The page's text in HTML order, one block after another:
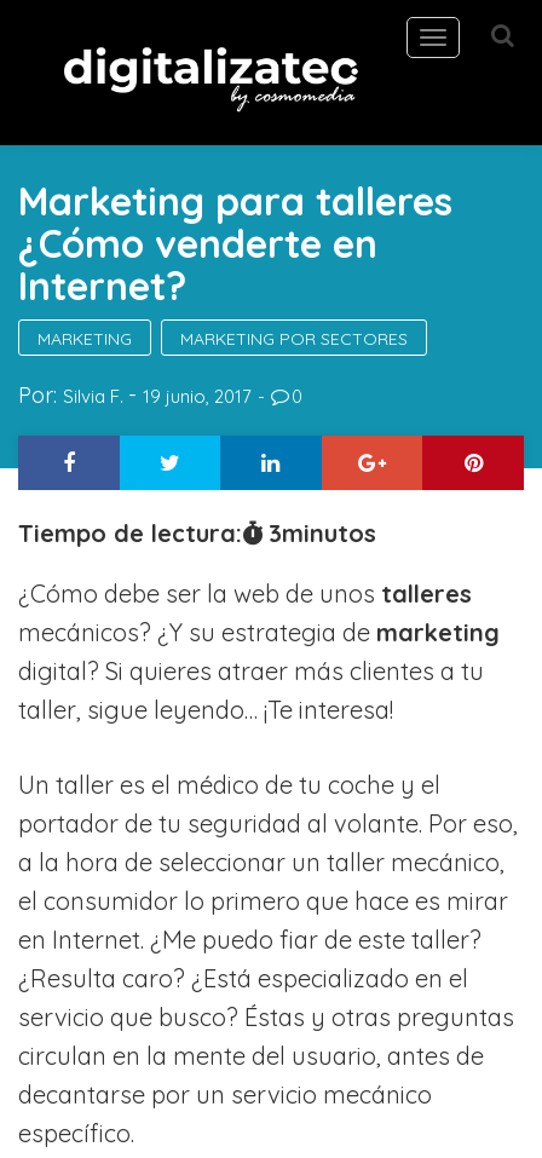
Toggle
navigation
Marketing para talleres
¿Cómo venderte en
Internet?
MARKETING MARKETING POR SECTORES
Por: Silvia F. 19 junio, 2017 0
Tiempo de lectura: 3minutos
¿Cómo debe ser la web de unos talleres
mecánicos? ¿Y su estrategia de marketing
digital? Si quieres atraer más clientes a tu
taller, sigue leyendo… ¡Te interesa!
Un taller es el médico de tu coche y el
portador de tu seguridad al volante. Por eso,
a la hora de seleccionar un taller mecánico,
el consumidor lo primero que hace es mirar
en Internet. ¿Me puedo fiar de este taller?
¿Resulta caro? ¿Está especializado en el
servicio que busco? Éstas y otras preguntas
circulan en la mente del usuario, antes de
decantarse por un servicio mecánico
específico.